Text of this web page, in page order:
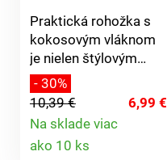
Praktická rohožka s
kokosovým vláknom
je nielen štýlovým
doplnkom vášho
bývania, ale aj
nevyhnutným
pomocníkom pri
údržbe domácnosti.
- 30%
10,39 €
6,99 €
Na sklade viac
ako 10 ks